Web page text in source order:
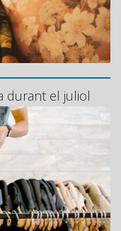
durant el juliol